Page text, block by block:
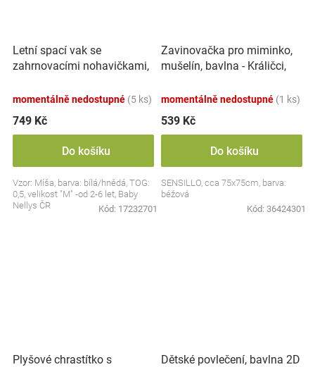
Letní spací vak se
zahrnovacími nohavičkami,
potiskem, M
momentálně nedostupné (5 ks)
749 Kč
Do košíku
Vzor: Míša, barva: bílá/hnědá, TOG:
0,5, velikost "M" -od 2-6 let, Baby
Nellys ČR
Kód: 17232701
Zavinovačka pro miminko,
mušelín, bavlna - Králičci,
momentálně nedostupné (1 ks)
539 Kč
Do košíku
SENSILLO, cca 75x75cm, barva:
béžová
Kód: 36424301
Plyšové chrastítko s
Dětské povlečení, bavlna 2D